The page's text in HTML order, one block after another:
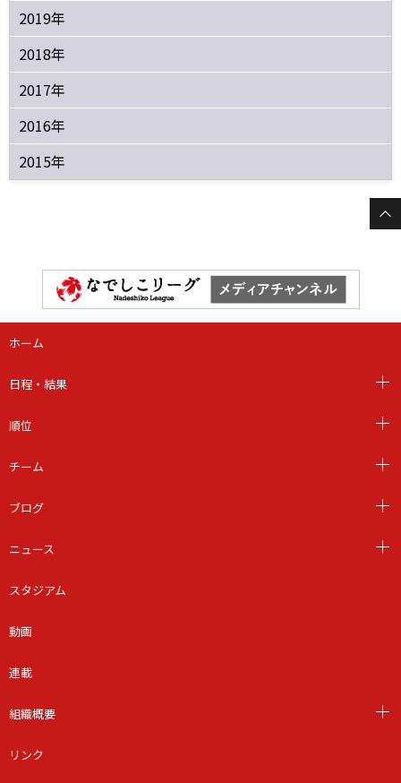
2019年
2018年
2017年
2016年
2015年
ホーム
日程・結果
順位
チーム
ブログ
ニュース
スタジアム
動画
連載
組織概要
リンク